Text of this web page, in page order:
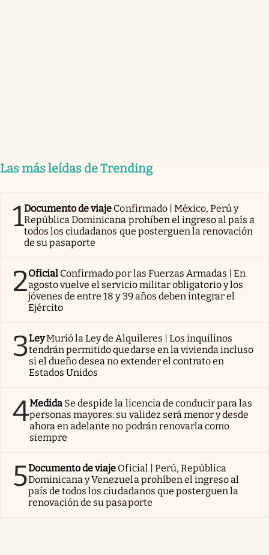
Las más leídas de Trending
1Documento de viaje Confirmado | México, Perú y
República Dominicana prohíben el ingreso al país a
todos los ciudadanos que posterguen la renovación
de su pasaporte
2Oficial Confirmado por las Fuerzas Armadas | En
agosto vuelve el servicio militar obligatorio y los
jóvenes de entre 18 y 39 años deben integrar el
Ejército
3LeyMurió la Ley de Alquileres | Los inquilinos
tendrán permitido quedarse en la vivienda incluso
si el dueño desea no extender el contrato en
Estados Unidos
4Medida Se despide la licencia de conducir para las
personas mayores: su validez será menor y desde
ahora en adelante no podrán renovarla como
siempre
5Documento de viaje Oficial | Perú, República
Dominicana y Venezuela prohíben el ingreso al
país de todos los ciudadanos que posterguen la
renovación de su pasaporte